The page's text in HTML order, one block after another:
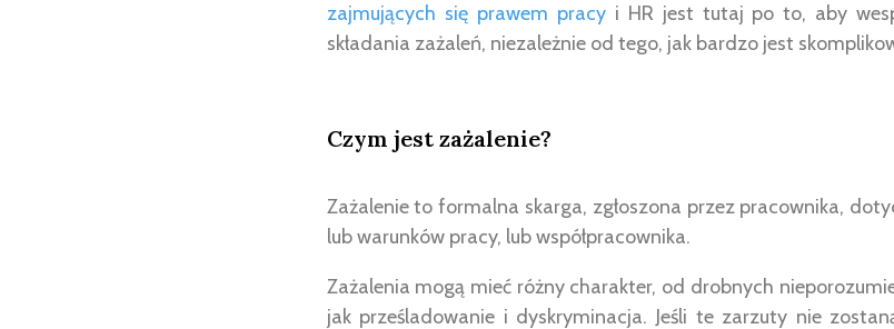
zajmujących się prawem pracyi HR jest tutaj po to, aby
składania zażaleń, niezależnie od tego, jak bardzo jest
Czym jest zażalenie?
Zażalenie to formalna skarga, zgłoszona przez pracownika,
lub warunków pracy, lub współpracownika.
Zażalenia mogą mieć różny charakter, od drobnych
jak prześladowanie i dyskryminacja. Jeśli te zarzuty nie